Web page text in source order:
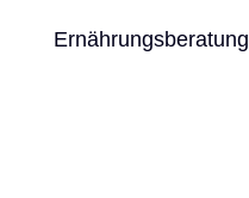
Ernährungsberatung